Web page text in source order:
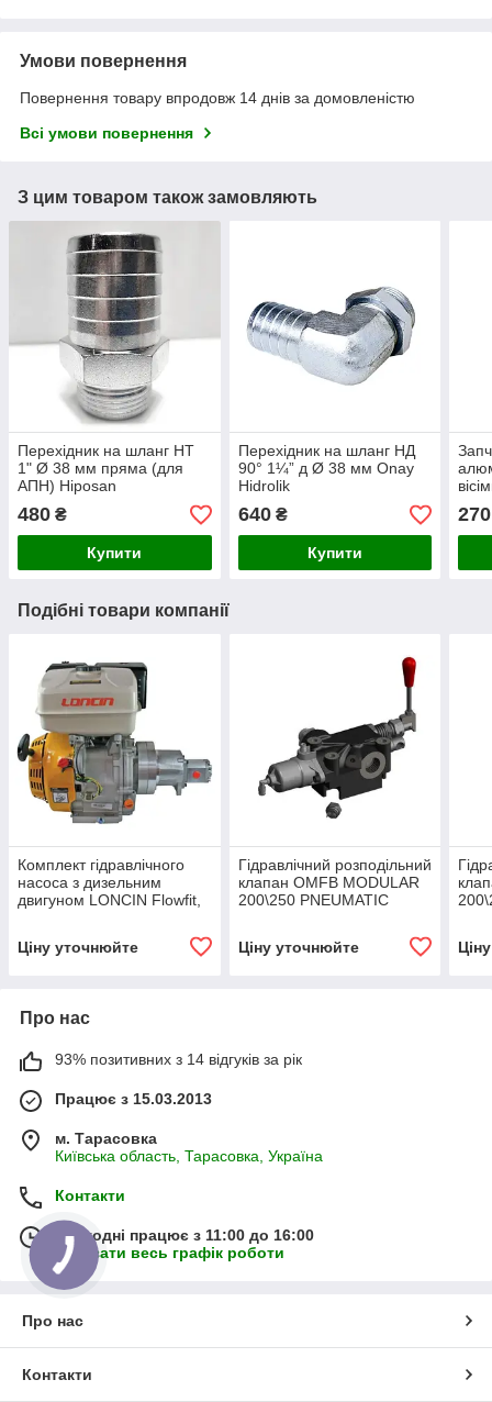
Умови повернення
Повернення товару впродовж 14 днів за домовленістю
Всі умови повернення
З цим товаром також замовляють
Перехідник на шланг НТ
1" Ø 38 мм пряма (для
АПН) Hiposan
480 ₴
Купити
Перехідник на шланг НД
90° 1¼” д Ø 38 мм Onay
Hidrolik
640₴
Купити
270
Подібні товари компанії
Комплект гідравлічного
насоса з дизельним
двигуном LONCIN Flowfit,
Ціну уточнюйте
Гідравлічний розподільний
клапан OMFB MODULAR
200\250 PNEUMATIC
Ціну уточнюйте
Про нас
93% позитивних з 14 відгуків за рік
Працює з 15.03.2013
м. Тарасовка
Київська область, Тарасовка, Україна
Контакти
Сьогодні працює з 11:00 до 16:00
Показати весь графік роботи
Про нас
Контакти